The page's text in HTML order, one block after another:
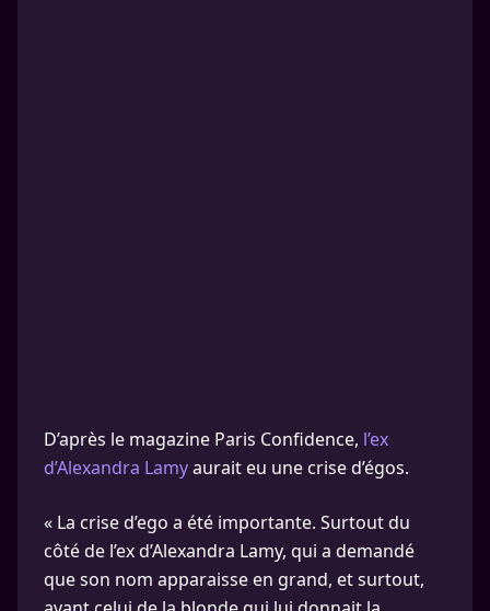
D’après le magazine Paris Confidence, l’ex
d’Alexandra Lamyaurait eu une crise d’égos.
« La crise d’ego a été importante. Surtout du
côté de l’ex d’Alexandra Lamy, qui a demandé
que son nom apparaisse en grand, et surtout,